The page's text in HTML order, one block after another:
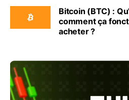
Bitcoin (BTC) :
comment ça
acheter ?